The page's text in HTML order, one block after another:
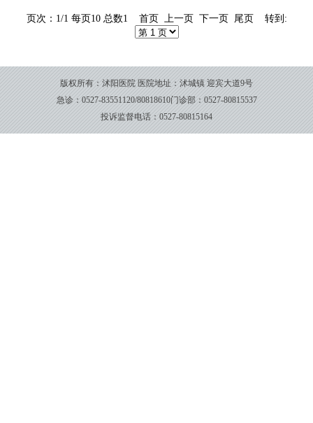
的施行药物临床试验工作，依据新《标准化法》的法律规定，结合沭
阳县实际情况，贯彻落实施行国家《药物临床试验质量管理规范》，
页次：1/1 每页10 总数1 首页 上一页 下一页 尾页 转到:
版权所有：沭阳医院 医院地址：沭城镇 迎宾大道9号
急诊：0527-83551120/80818610门诊部：0527-80815537
投诉监督电话：0527-80815164